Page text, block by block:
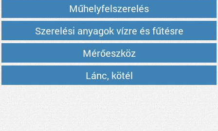
Műhelyfelszerelés
Szerelési anyagok vízre és fűtésre
Mérőeszköz
Lánc, kötél